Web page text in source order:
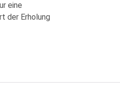
eine
der Erholung